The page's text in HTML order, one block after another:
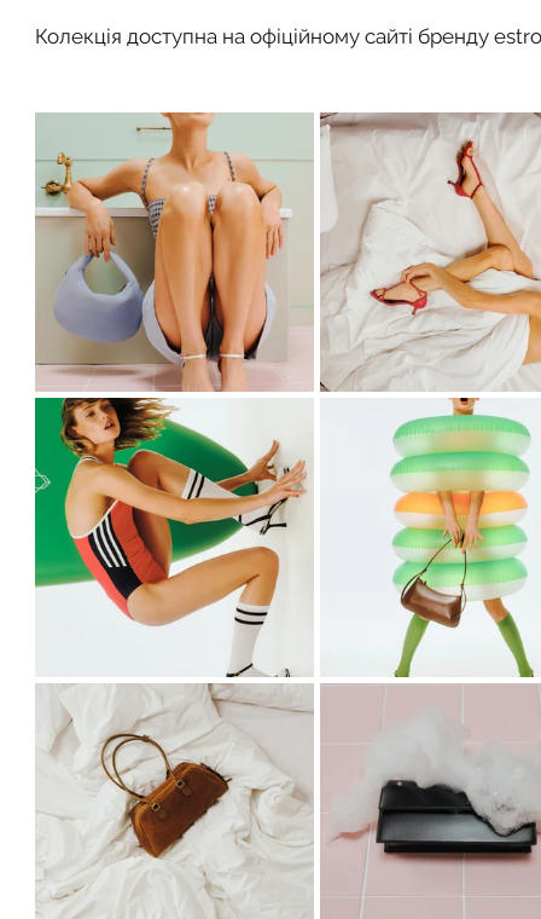
Колекція доступна на офіційному сайті бренду